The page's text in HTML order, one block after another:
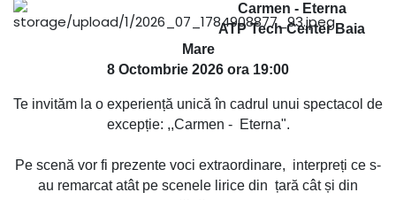
Carmen - Eterna
ATP Tech Center Baia
Mare
8 Octombrie 2026 ora 19:00
Te invităm la o experiență unică în cadrul unui spectacol de
excepție: ,,Carmen - Eterna".
Pe scenă vor fi prezente voci extraordinare, interpreți ce s-
au remarcat atât pe scenele lirice din țară cât și din